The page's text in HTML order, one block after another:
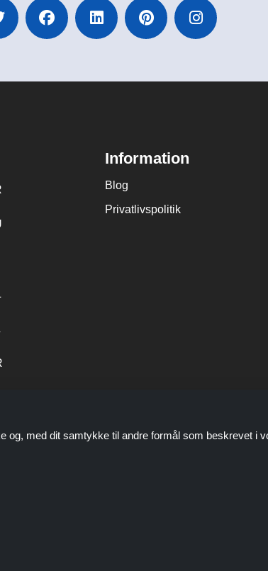
Information
Blog
Privatlivspolitik
involveret, når du foretager et køb via disse links,
og, med dit samtykke til andre formål som beskrevet i